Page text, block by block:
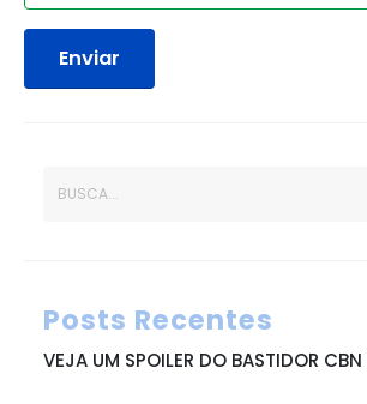
Enviar
Posts Recentes
VEJA UM SPOILER DO BASTIDOR